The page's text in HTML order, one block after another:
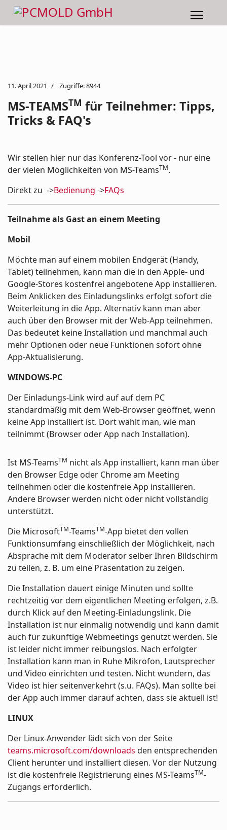
11. April 2021 Zugriffe: 8944
MS-TEAMSTM für Teilnehmer: Tipps,
Tricks & FAQ's
Wir stellen hier nur das Konferenz-Tool vor - nur eine
der vielen Möglichkeiten von MS-TeamsTM.
Direkt zu ->Bedienung ->FAQs
Teilnahme als Gast an einem Meeting
Mobil
Möchte man auf einem mobilen Endgerät (Handy,
Tablet) teilnehmen, kann man die in den Apple- und
Google-Stores kostenfrei angebotene App installieren.
Beim Anklicken des Einladungslinks erfolgt sofort die
Weiterleitung in die App. Alternativ kann man aber
auch über den Browser mit der Web-App teilnehmen.
Das bedeutet keine Installation und manchmal auch
mehr Optionen oder neue Funktionen sofort ohne
App-Aktualisierung.
WINDOWS-PC
Der Einladungs-Link wird auf auf dem PC
standardmäßig mit dem Web-Browser geöffnet, wenn
keine App installiert ist. Dort wählt man, wie man
teilnimmt (Browser oder App nach Installation).
Ist MS-TeamsTM nicht als App installiert, kann man über
den Browser Edge oder Chrome am Meeting
teilnehmen oder die kostenfreie App installieren.
Andere Browser werden nicht oder nicht vollständig
unterstützt.
Die MicrosoftTM-TeamsTM-App bietet den vollen
Funktionsumfang einschließlich der Möglichkeit, nach
Absprache mit dem Moderator selber Ihren Bildschirm
zu teilen, z. B. um eine Präsentation zu zeigen.
Die Installation dauert einige Minuten und sollte
rechtzeitig vor dem eigentlichen Meeting erfolgen, z.B.
durch Klick auf den Meeting-Einladungslink. Die
Installation ist nur einmalig notwendig und kann damit
auch für zukünftige Webmeetings genutzt werden. Sie
ist leider nicht immer reibungslos. Nach erfolgter
Installation kann man in Ruhe Mikrofon, Lautsprecher
und Video einrichten und testen. Nicht wundern, das
Video ist hier seitenverkehrt (s.u. FAQs). Man sollte bei
der App auch immer darauf achten, dass sie aktuell ist!
LINUX
Der Linux-Anwender lädt sich von der Seite
teams.microsoft.com/downloads den entsprechenden
Client herunter und installiert diesen. Vor der Nutzung
ist die kostenfreie Registrierung eines MS-TeamsTM-
Zugangs erforderlich.